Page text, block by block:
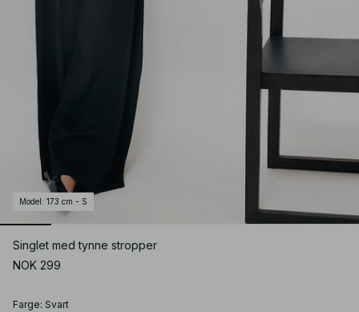
Model : 173 cm - S
Singlet med tynne stropper
NOK 299
Farge: Svart